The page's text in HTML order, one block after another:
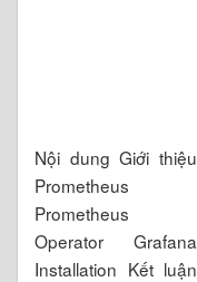
Nội dung Giới thiệu
Prometheus
Prometheus
Operator Grafana
Installation Kết luận